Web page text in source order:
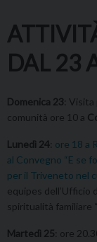
DAL 23
Domenica 23: Visita
comunità ore 10 a
Lunedì 24: ore 18 a
al Convegno “E se
per il Triveneto nel
equipes dell’Ufficio
spiritualità familiare
Martedì 25: ore